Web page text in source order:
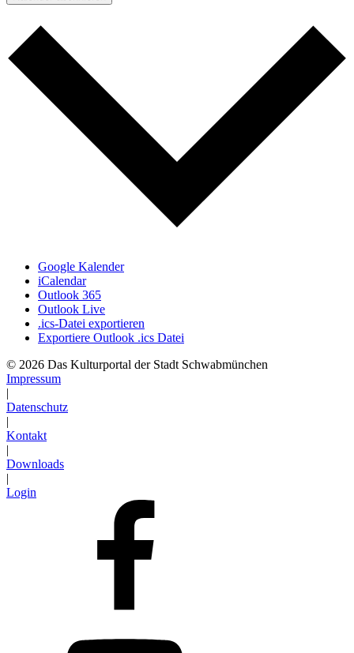
Google Kalender
iCalendar
Outlook 365
Outlook Live
.ics-Datei exportieren
Exportiere Outlook .ics Datei
© 2026 Das Kulturportal der Stadt Schwabmünchen
Impressum
|
Datenschutz
|
Kontakt
|
Downloads
|
Login